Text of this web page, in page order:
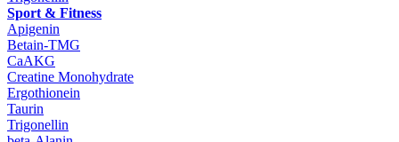
Sport & Fitness
Apigenin
Betain-TMG
CaAKG
Creatine Monohydrate
Ergothionein
Taurin
Trigonellin